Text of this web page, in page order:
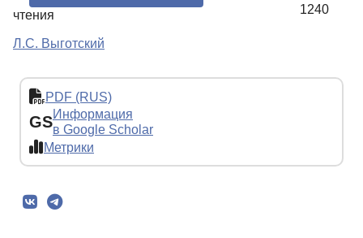
чтения
1240
Л.С. Выготский
PDF (RUS)
GSИнформация
в Google Scholar
Метрики